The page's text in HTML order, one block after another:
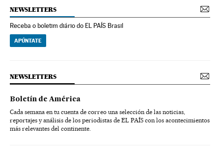
NEWSLETTERS
Receba o boletim diário do EL PAÍS Brasil
APÚNTATE
NEWSLETTERS
Boletín de América
Cada semana en tu cuenta de correo una selección de las noticias,
reportajes y análisis de los periodistas de EL PAÍS con los acontecimientos
más relevantes del continente.